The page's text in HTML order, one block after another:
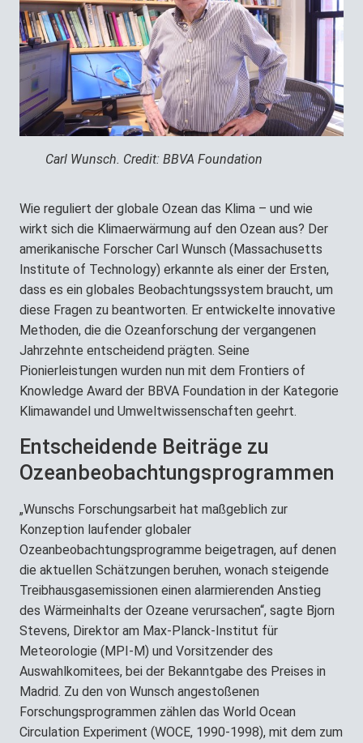
Carl Wunsch. Credit: BBVA Foundation
Wie reguliert der globale Ozean das Klima – und wie
wirkt sich die Klimaerwärmung auf den Ozean aus? Der
amerikanische Forscher Carl Wunsch (Massachusetts
Institute of Technology) erkannte als einer der Ersten,
dass es ein globales Beobachtungssystem braucht, um
diese Fragen zu beantworten. Er entwickelte innovative
Methoden, die die Ozeanforschung der vergangenen
Jahrzehnte entscheidend prägten. Seine
Pionierleistungen wurden nun mit dem Frontiers of
Knowledge Award der BBVA Foundation in der Kategorie
Klimawandel und Umweltwissenschaften geehrt.
Entscheidende Beiträge zu
Ozeanbeobachtungsprogrammen
„Wunschs Forschungsarbeit hat maßgeblich zur
Konzeption laufender globaler
Ozeanbeobachtungsprogramme beigetragen, auf denen
die aktuellen Schätzungen beruhen, wonach steigende
Treibhausgasemissionen einen alarmierenden Anstieg
des Wärmeinhalts der Ozeane verursachen“, sagte Bjorn
Stevens, Direktor am Max-Planck-Institut für
Meteorologie (MPI-M) und Vorsitzender des
Auswahlkomitees, bei der Bekanntgabe des Preises in
Madrid. Zu den von Wunsch angestoßenen
Forschungsprogrammen zählen das World Ocean
Circulation Experiment (WOCE, 1990-1998), mit dem zum